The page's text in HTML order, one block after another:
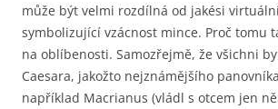
může být velmi rozdílná od jakési
symbolizující vzácnost mince. Proč tomu
na oblíbenosti. Samozřejmě, že všichni
Caesara, jakožto nejznámějšího
například Macrianus (vládl s otcem jen